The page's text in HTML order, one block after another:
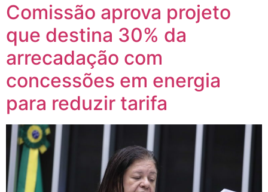
Comissão aprova projeto
que destina 30% da
arrecadação com
concessões em energia
para reduzir tarifa